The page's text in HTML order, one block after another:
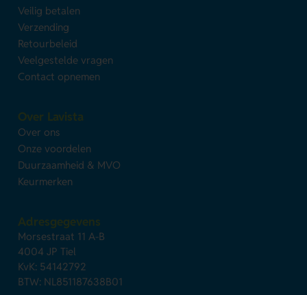
Veilig betalen
Verzending
Retourbeleid
Veelgestelde vragen
Contact opnemen
Over Lavista
Over ons
Onze voordelen
Duurzaamheid & MVO
Keurmerken
Adresgegevens
Morsestraat 11 A-B
4004 JP Tiel
KvK: 54142792
BTW: NL851187638B01